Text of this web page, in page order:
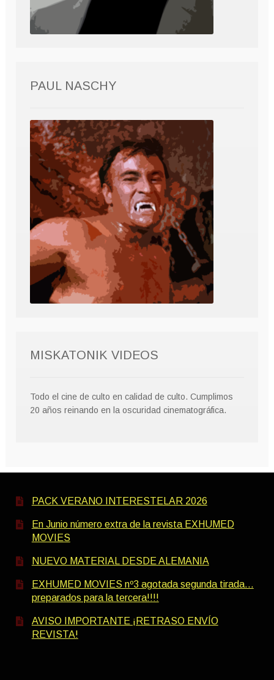
PAUL NASCHY
MISKATONIK VIDEOS
Todo el cine de culto en calidad de culto. Cumplimos
20 años reinando en la oscuridad cinematográfica.
PACK VERANO INTERESTELAR 2026
En Junio número extra de la revista EXHUMED
MOVIES
NUEVO MATERIAL DESDE ALEMANIA
EXHUMED MOVIES nº3 agotada segunda tirada…
preparados para la tercera!!!!
AVISO IMPORTANTE ¡RETRASO ENVÍO
REVISTA!